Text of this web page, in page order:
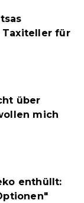
Taxiteller für
über
mich
enthüllt: